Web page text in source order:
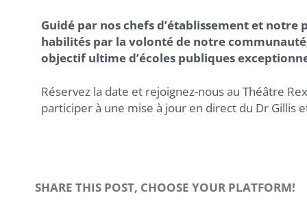
Guidé par nos chefs d’établissement et
habilités par la volonté de notre
objectif ultime d’écoles publiques
Réservez la date et rejoignez-nous au Théâtre
participer à une mise à jour en direct du Dr Gillis
SHARE THIS POST, CHOOSE YOUR PLATFORM!